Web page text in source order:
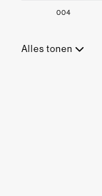
004
Alles tonen